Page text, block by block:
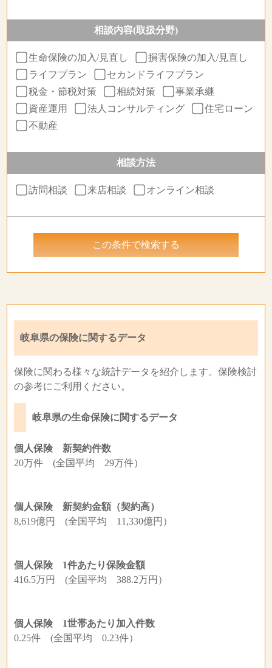
相談内容(取扱分野)
生命保険の加入/見直し
損害保険の加入/見直し
ライフプラン
セカンドライフプラン
税金・節税対策
相続対策
事業承継
資産運用
法人コンサルティング
住宅ローン
不動産
相談方法
訪問相談 来店相談 オンライン相談
岐阜県の保険に関するデータ
保険に関わる様々な統計データを紹介します。保険検討
の参考にご利用ください。
岐阜県の生命保険に関するデータ
個人保険 新契約件数
20万件 (全国平均 29万件）
個人保険 新契約金額（契約高）
8,619億円 (全国平均 11,330億円）
個人保険 1件あたり保険金額
416.5万円 (全国平均 388.2万円）
個人保険 1世帯あたり加入件数
0.25件 (全国平均 0.23件）